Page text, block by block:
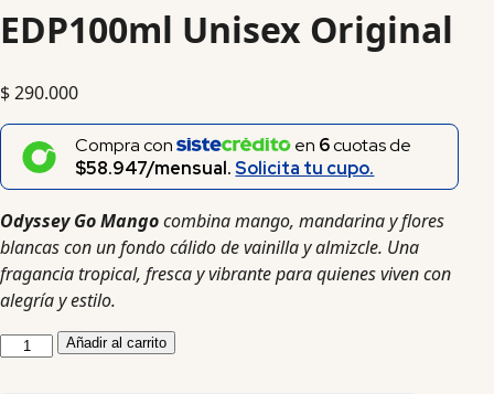
EDP100ml Unisex Original
$290.000
Compra con en 6cuotas de
$58.947/mensual.Solicita tu cupo.
Odyssey Go Mangocombina mango, mandarina y flores
blancas con un fondo cálido de vainilla y almizcle. Una
fragancia tropical, fresca y vibrante para quienes viven con
alegría y estilo.
Añadir al carrito